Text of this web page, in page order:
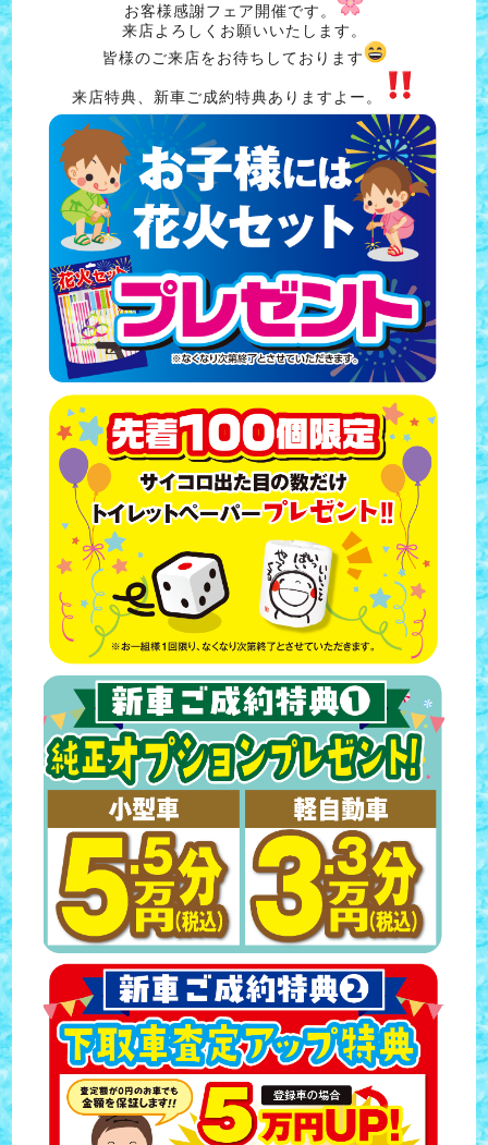
お客様感謝フェア開催です。
来店よろしくお願いいたします。
皆様のご来店をお待ちしております
来店特典、新車ご成約特典ありますよー。